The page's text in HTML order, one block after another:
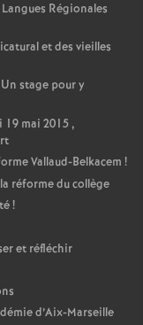
Régionales
et des vieilles
stage pour y
mai 2015 ,
Vallaud-Belkacem !
réforme du collège
!
et réfléchir
d’Aix-Marseille